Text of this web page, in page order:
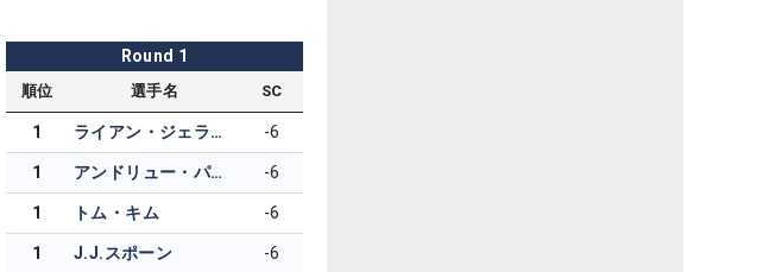
Round 1
順位 選手名 SC
1 ライアン・ジェラルド -6
1 アンドリュー・パットナム -6
1 トム・キム -6
1 J.J.スポーン -6